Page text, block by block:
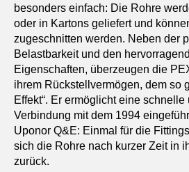
besonders einfach: Die Rohre
oder in Kartons geliefert und
zugeschnitten werden. Neben der
Belastbarkeit und den
Eigenschaften, überzeugen die
ihrem Rückstellvermögen, dem so
Effekt“. Er ermöglicht eine
Verbindung mit dem 1994
Uponor Q&E: Einmal für die
sich die Rohre nach kurzer Zeit in
zurück.